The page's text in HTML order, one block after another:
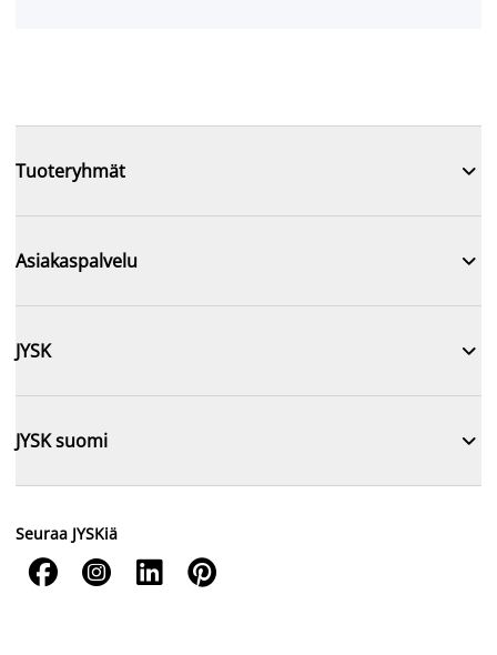
Tuoteryhmät 
Asiakaspalvelu 
JYSK 
JYSK suomi 
Seuraa JYSKiä
   